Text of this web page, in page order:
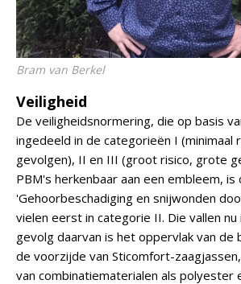
Bram van Berkel
Veiligheid
De veiligheidsnormering, die op basis
ingedeeld in de categorieën I (minimaal
gevolgen), II en III (groot risico, grote
PBM's herkenbaar aan een embleem, is
'Gehoorbeschadiging en snijwonden
vielen eerst in categorie II. Die vallen
gevolg daarvan is het oppervlak van
de voorzijde van Sticomfort-
van combinatiematerialen als polyester